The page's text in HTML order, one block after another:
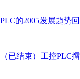
PLC的2005发展趋势
（已结束）工控PLC